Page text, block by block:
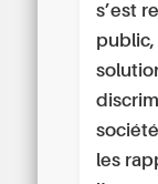
s’est
public,
les